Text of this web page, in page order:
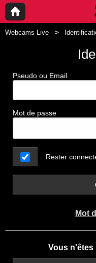
Webcams Live
Pseudo ou Email
Mot de passe
Rester
Mot
Vous n'êtes